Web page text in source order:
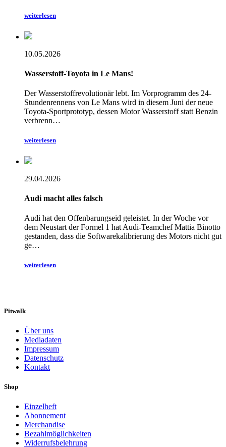
weiterlesen
10.05.2026
Wasserstoff-Toyota in Le Mans!
Der Wasserstoffrevolutionär lebt. Im Vorprogramm des 24-
Stundenrennens von Le Mans wird in diesem Juni der neue
Toyota-Sportprototyp, dessen Motor Wasserstoff statt Benzin
verbrenn…
weiterlesen
29.04.2026
Audi macht alles falsch
Audi hat den Offenbarungseid geleistet. In der Woche vor
dem Neustart der Formel 1 hat Audi-Teamchef Mattia Binotto
gestanden, dass die Softwarekalibrierung des Motors nicht gut
ge…
weiterlesen
Pitwalk
Über uns
Mediadaten
Impressum
Datenschutz
Kontakt
Shop
Einzelheft
Abonnement
Merchandise
Bezahlmöglichkeiten
Widerrufsbelehrung